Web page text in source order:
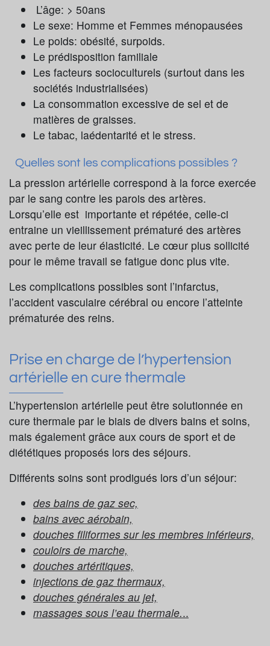
L’âge: > 50ans
Le sexe: Homme et Femmes ménopausées
Le poids: obésité, surpoids.
Le prédisposition familiale
Les facteurs socioculturels (surtout dans les
sociétés industrialisées)
La consommation excessive de sel et de
matières de graisses.
Le tabac, laédentarité et le stress.
Quelles sont les complications possibles ?
La pression artérielle correspond à la force exercée
par le sang contre les parois des artères.
Lorsqu’elle est importante et répétée, celle-ci
entraine un vieillissement prématuré des artères
avec perte de leur élasticité. Le cœur plus sollicité
pour le même travail se fatigue donc plus vite.
Les complications possibles sont l’infarctus,
l’accident vasculaire cérébral ou encore l’atteinte
prématurée des reins.
Prise en charge de l’hypertension
artérielle en cure thermale
L’hypertension artérielle peut être solutionnée en
cure thermale par le biais de divers bains et soins,
mais également grâce aux cours de sport et de
diététiques proposés lors des séjours.
Différents soins sont prodigués lors d’un séjour:
des bains de gaz sec,
bains avec aérobain,
douches filiformes sur les membres inférieurs,
couloirs de marche,
douches artéritiques,
injections de gaz thermaux,
douches générales au jet,
massages sous l’eau thermale...